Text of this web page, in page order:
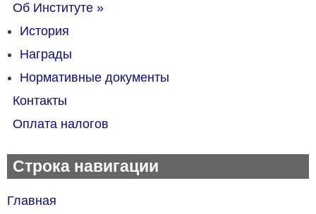
Об Институте »
История
Награды
Нормативные документы
Контакты
Оплата налогов
Строка навигации
Главная